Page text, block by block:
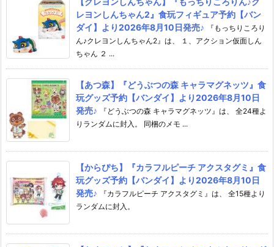
レヨンしんちゃん2』食玩フィギュア予約【バン
ダイ】より2026年8月10日発売♪
『もっちりころり
ん♪クレヨンしんちゃん2』は、 １、アクション仮面しん
ちゃん ２ ...
【あつ森】『どうぶつの森 キャラマグネッツ』食
玩グッズ予約【バンダイ】より2026年8月10日
発売♪
『どうぶつの森 キャラマグネッツ』は、 全24種よ
りランダムに封入。 同梱のメモ ...
【からぴち】『カラフルピーチ アクスタグミ』食
玩グッズ予約【バンダイ】より2026年8月10日
発売♪
『カラフルピーチ アクスタグミ』は、 全15種より
ランダムに封入。